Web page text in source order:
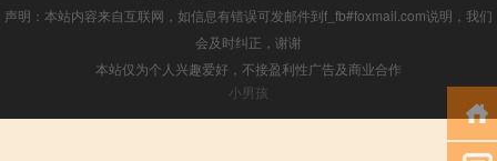
声明：本站内容来自互联网，如信息有错误可发邮件到f_fb#foxmail.com说明，我们
会及时纠正，谢谢
本站仅为个人兴趣爱好，不接盈利性广告及商业合作
小男孩